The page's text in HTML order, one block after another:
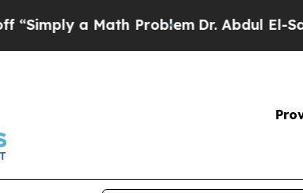
a Math ProblemDr. Abdul El-Sayed on